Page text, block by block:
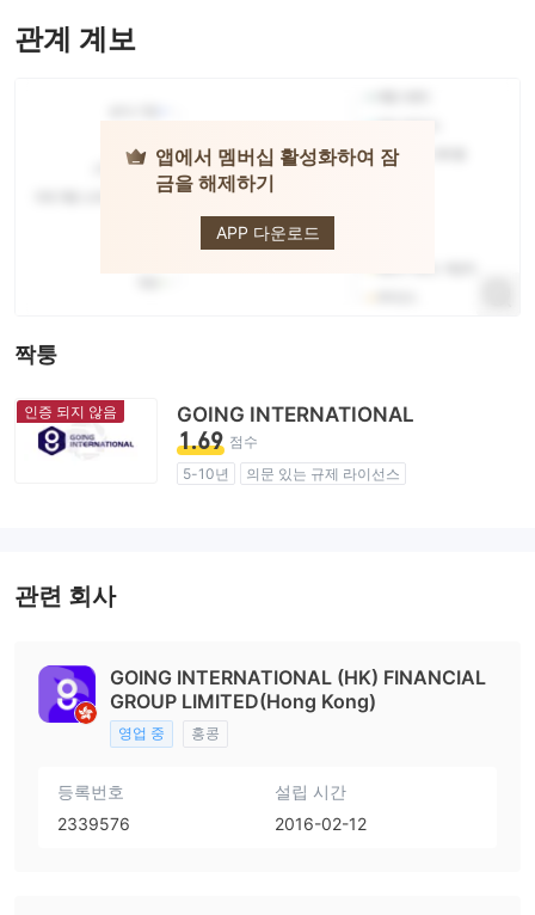
관계 계보
앱에서 멤버십 활성화하여 잠
금을 해제하기
APP 다운로드
Going
짝퉁
인증 되지 않음 GOING INTERNATIONAL
1.69 점수
5-10년
의문 있는 규제 라이선스
관련 회사
GOING INTERNATIONAL (HK) FINANCIAL
GROUP LIMITED(Hong Kong)
영업 중 홍콩
등록번호
2339576
설립 시간
2016-02-12